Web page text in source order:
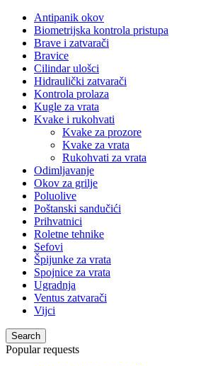
Antipanik okov
Biometrijska kontrola pristupa
Brave i zatvarači
Bravice
Cilindar ulošci
Hidraulički zatvarači
Kontrola prolaza
Kugle za vrata
Kvake i rukohvati
Kvake za prozore
Kvake za vrata
Rukohvati za vrata
Odimljavanje
Okov za grilje
Poluolive
Poštanski sandučići
Prihvatnici
Roletne tehnike
Sefovi
Špijunke za vrata
Spojnice za vrata
Ugradnja
Ventus zatvarači
Vijci
Search
Popular requests